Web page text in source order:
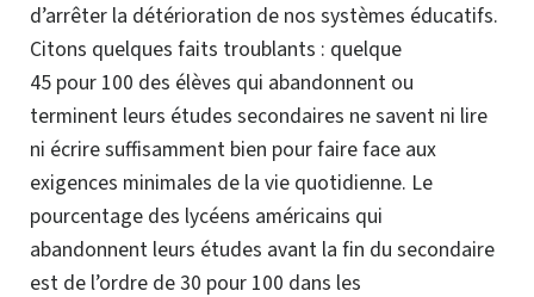
d’arrêter la détérioration de nos systèmes éducatifs.
Citons quelques faits troublants : quelque
45 pour 100 des élèves qui abandonnent ou
terminent leurs études secondaires ne savent ni lire
ni écrire suffisamment bien pour faire face aux
exigences minimales de la vie quotidienne. Le
pourcentage des lycéens américains qui
abandonnent leurs études avant la fin du secondaire
est de l’ordre de 30 pour 100 dans les